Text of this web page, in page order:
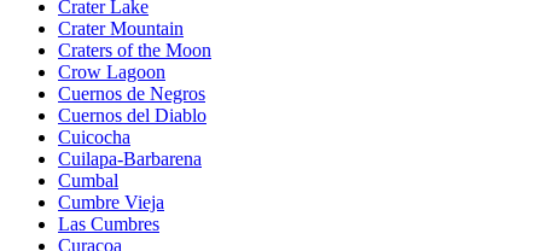
Crater Lake
Crater Mountain
Craters of the Moon
Crow Lagoon
Cuernos de Negros
Cuernos del Diablo
Cuicocha
Cuilapa-Barbarena
Cumbal
Cumbre Vieja
Las Cumbres
Curacoa